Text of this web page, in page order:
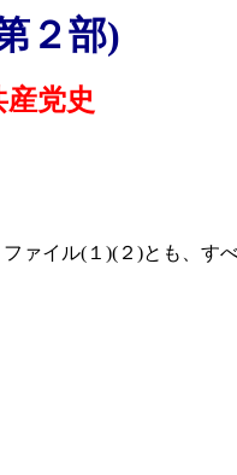
２部)
党史
ファイル( １ )( ２ )とも、す